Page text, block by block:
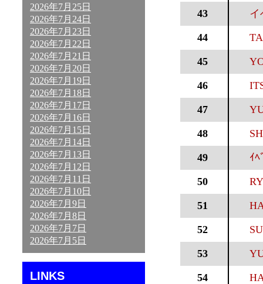
2026年7月25日
2026年7月24日
2026年7月23日
2026年7月22日
2026年7月21日
2026年7月20日
2026年7月19日
2026年7月18日
2026年7月17日
2026年7月16日
2026年7月15日
2026年7月14日
2026年7月13日
2026年7月12日
2026年7月11日
2026年7月10日
2026年7月9日
2026年7月8日
2026年7月7日
2026年7月5日
LINKS
43 イ
44
45
46
47
48
49 ｲ
50
51
52
53
54